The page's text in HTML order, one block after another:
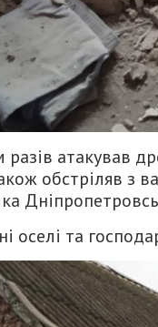
атакував
обстріляв з
оселі та